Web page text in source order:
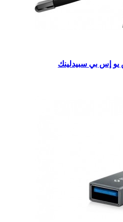
يو إس بي سبيدلينك